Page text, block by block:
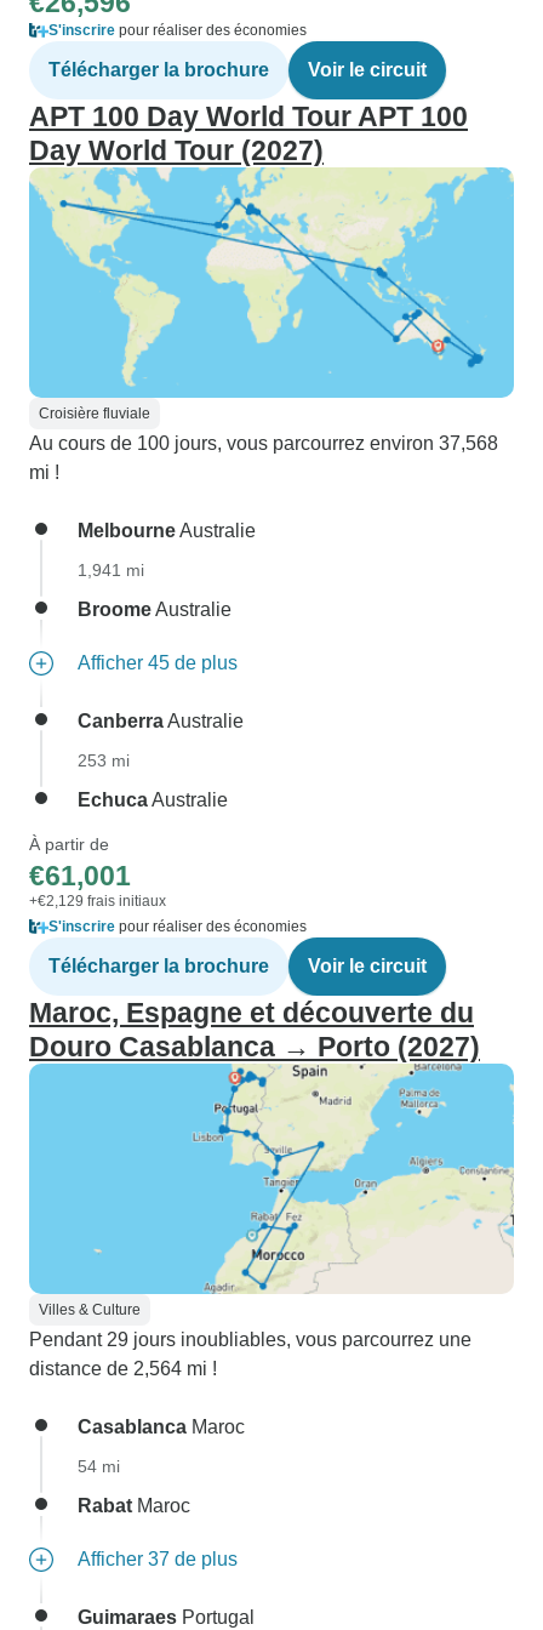
S'inscrire pour réaliser des économies
Télécharger la brochure Voir le circuit
APT 100 Day World Tour APT 100
Day World Tour (2027)
Croisière fluviale
Au cours de 100 jours, vous parcourrez environ 37,568
mi !
MelbourneAustralie
1,941 mi
BroomeAustralie
Afficher 45 de plus
CanberraAustralie
253 mi
EchucaAustralie
À partir de
€61,001
+€2,129 frais initiaux
S'inscrire pour réaliser des économies
Télécharger la brochure Voir le circuit
Maroc, Espagne et découverte du
Douro Casablanca → Porto (2027)
Villes & Culture
Pendant 29 jours inoubliables, vous parcourrez une
distance de 2,564 mi !
Casablanca Maroc
54 mi
Rabat Maroc
Afficher 37 de plus
Guimaraes Portugal